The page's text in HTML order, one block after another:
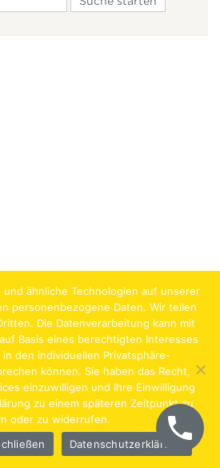
AGB Datenschutz
– A-4222 Langenstein,
ähnliche Technologien auf unserer
personenbezogene Daten. Wir teilen
Die Datenverarbeitung kann mit
Basis eines berechtigten Interesses
den individuellen Privatsphäre-
können. Sie haben das Recht,
einzuwilligen und Ihre Einwilligung
zu einem späteren Zeitpunkt zu
oder zu widerrufen.
Datenschutzerklärung